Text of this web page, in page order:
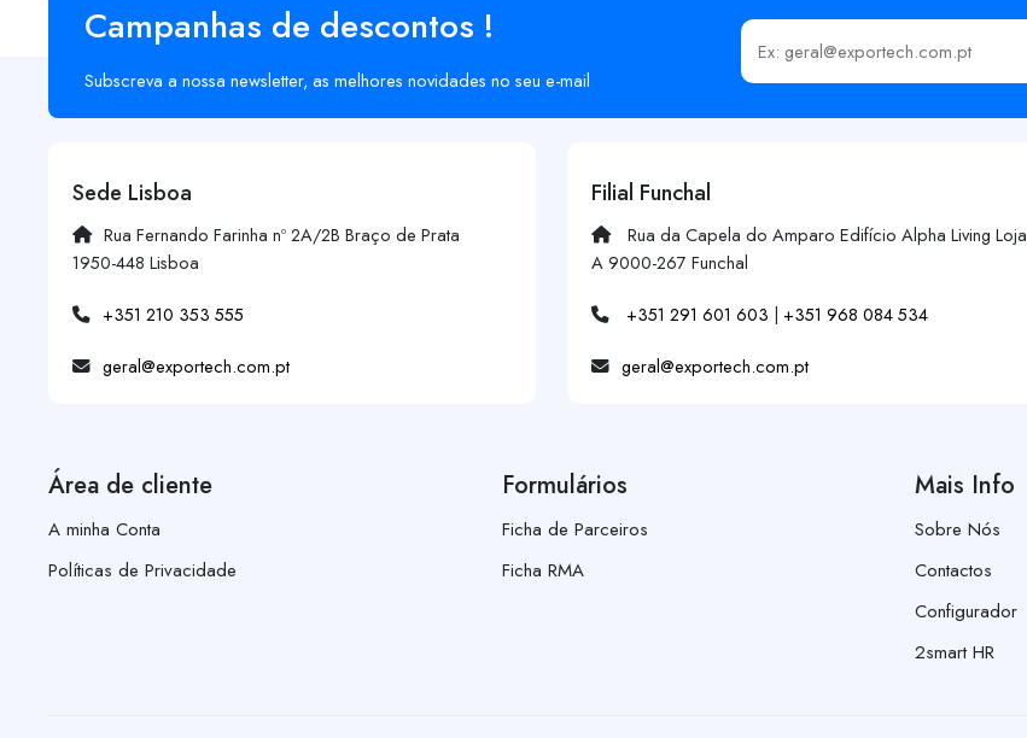
Campanhas de descontos !
Subscreva a nossa newsletter, as melhores novidades no seu e-mail
Insira o seu email
Sede Lisboa
Rua Fernando Farinha nº 2A/2B Braço de Prata
1950-448 Lisboa
+351 210 353 555
geral@exportech.com.pt
Filial Funchal
Rua da Capela do Amparo Edifício Alpha Living Loja
A 9000-267 Funchal
+351 291 601 603 | +351 968 084 534
geral@exportech.com.pt
Área de cliente
A minha Conta
Políticas de Privacidade
Formulários
Ficha de Parceiros
Ficha RMA
Mais Info
Sobre Nós
Contactos
Configurador
2smart HR